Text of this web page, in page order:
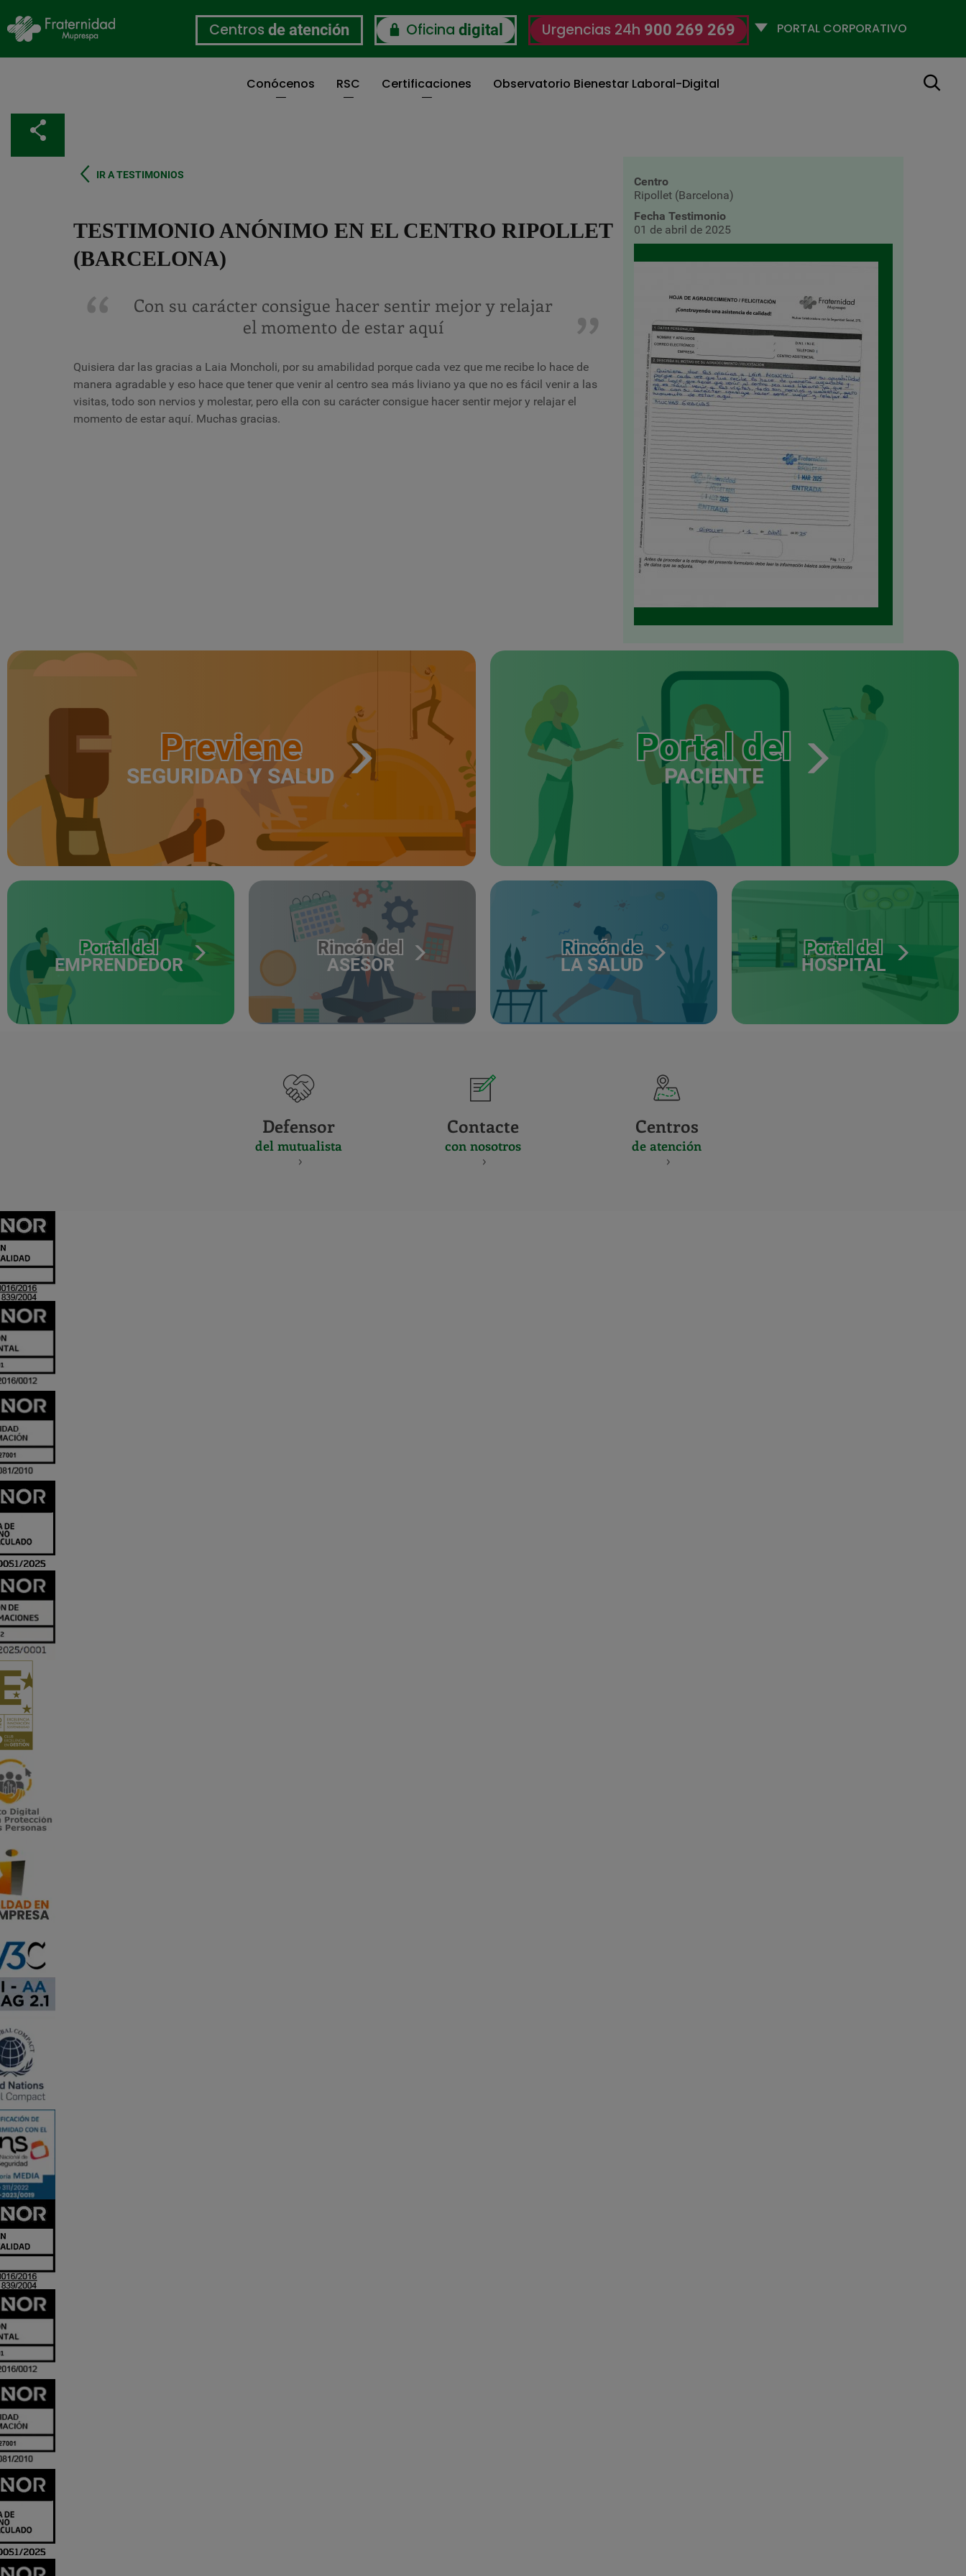
contenido
Centros de atención Oficina digital Urgencias 24h 900 269 269
Selecciona
Conócenos RSC Certificaciones Observatorio Bienestar Laboral-Digital Buscar
IR A TESTIMONIOS
TESTIMONIO ANÓNIMO EN EL CENTRO RIPOLLET
(BARCELONA)
Con su carácter consigue hacer sentir mejor y relajar
el momento de estar aquí
Quisiera dar las gracias a Laia Moncholi, por su amabilidad porque cada vez que me recibe lo hace de
manera agradable y eso hace que tener que venir al centro sea más liviano ya que no es fácil venir a las
visitas, todo son nervios y molestar, pero ella con su carácter consigue hacer sentir mejor y relajar el
momento de estar aquí. Muchas gracias.
Centro
Ripollet (Barcelona)
Fecha Testimonio
01 de abril de 2025
Previene
SEGURIDAD Y SALUD
Portal del
PACIENTE
Portal del
EMPRENDEDOR
Rincón del
ASESOR
Rincón de
LA SALUD
Portal del
HOSPITAL
Defensor
del mutualista
Contacte
con nosotros
Centros
de atención